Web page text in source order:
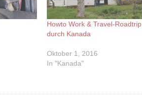
Howto Work & Travel-Roadtrip
durch Kanada
Oktober 1, 2016
In "Kanada"